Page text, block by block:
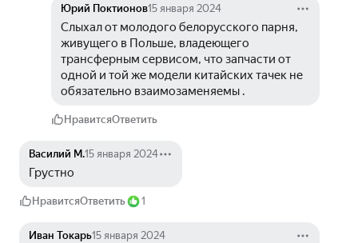
Юрий Поктионов15 января 2024
Слыхал от молодого белорусского парня,
живущего в Польше, владеющего
трансферным сервисом, что запчасти от
одной и той же модели китайских тачек не
обязательно взаимозаменяемы .
НравитсяОтветить
Василий М.15 января 2024
Грустно
НравитсяОтветить 1
Иван Токарь15 января 2024